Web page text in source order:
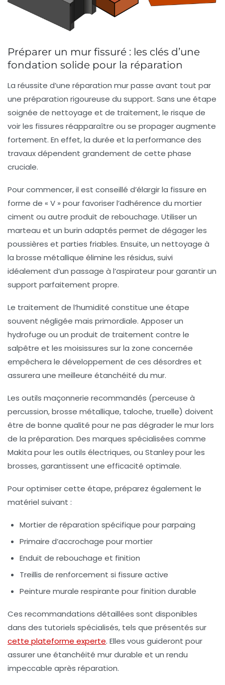
Préparer un mur fissuré : les clés d’une
fondation solide pour la réparation
La réussite d’une réparation murpasse avant tout par
une préparation rigoureuse du support. Sans une étape
soignée de nettoyage et de traitement, le risque de
voir les fissures réapparaître ou se propager augmente
fortement. En effet, la durée et la performance des
travaux dépendent grandement de cette phase
cruciale.
Pour commencer, il est conseillé d’élargir la fissure en
forme de « V » pour favoriser l’adhérence du mortier
ciment ou autre produit de rebouchage. Utiliser un
marteau et un burin adaptés permet de dégager les
poussières et parties friables. Ensuite, un nettoyage à
la brosse métallique élimine les résidus, suivi
idéalement d’un passage à l’aspirateur pour garantir un
support parfaitement propre.
Le traitement de l’humidité constitue une étape
souvent négligée mais primordiale. Apposer un
hydrofuge ou un produit de traitement contre le
salpêtre et les moisissures sur la zone concernée
empêchera le développement de ces désordres et
assurera une meilleure étanchéité du mur.
Les outils maçonnerie recommandés (perceuse à
percussion, brosse métallique, taloche, truelle) doivent
être de bonne qualité pour ne pas dégrader le mur lors
de la préparation. Des marques spécialisées comme
Makita pour les outils électriques, ou Stanley pour les
brosses, garantissent une efficacité optimale.
Pour optimiser cette étape, préparez également le
matériel suivant :
Mortier de réparation spécifique pour parpaing
Primaire d’accrochage pour mortier
Enduit de rebouchage et finition
Treillis de renforcement si fissure active
Peinture murale respirante pour finition durable
Ces recommandations détaillées sont disponibles
dans des tutoriels spécialisés, tels que présentés sur
cette plateforme experte. Elles vous guideront pour
assurer une étanchéité murdurable et un rendu
impeccable après réparation.